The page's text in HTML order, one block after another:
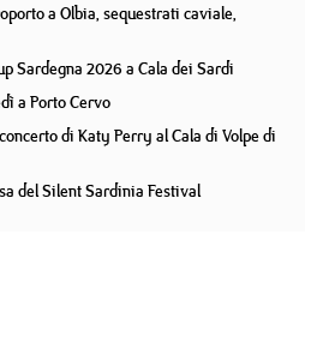
a Olbia, sequestrati caviale,
Sardegna 2026 a Cala dei Sardi
a Porto Cervo
di Katy Perry al Cala di Volpe di
del Silent Sardinia Festival